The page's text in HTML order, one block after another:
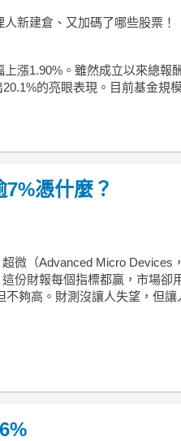
新建倉、又加碼了哪些股票！
漲1.90%。雖然成立以來總報
的亮眼表現。目前基金規
憑什麼？
微（Advanced Micro Devices
份財報每個指標都贏，市場卻
夠高。財測沒讓人失望，但讓